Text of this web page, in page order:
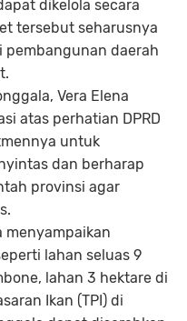
dikelola secara
tersebut seharusnya
pembangunan daerah
Vera Elena
atas perhatian DPRD
untuk
dan berharap
provinsi agar
menyampaikan
lahan seluas 9
, lahan 3 hektare di
Ikan (TPI) di